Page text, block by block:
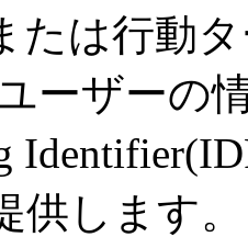
たは行動
ーザーの
供します